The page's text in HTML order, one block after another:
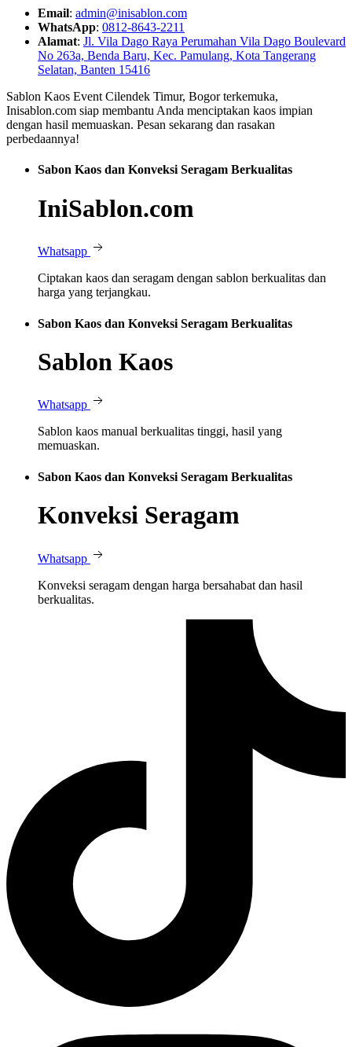
Email: admin@inisablon.com
WhatsApp: 0812-8643-2211
Alamat: Jl. Vila Dago Raya Perumahan Vila Dago Boulevard
No 263a, Benda Baru, Kec. Pamulang, Kota Tangerang
Selatan, Banten 15416
Sablon Kaos Event Cilendek Timur, Bogor terkemuka,
Inisablon.com siap membantu Anda menciptakan kaos impian
dengan hasil memuaskan. Pesan sekarang dan rasakan
perbedaannya!
Sabon Kaos dan Konveksi Seragam Berkualitas
IniSablon.com
Whatsapp
Ciptakan kaos dan seragam dengan sablon berkualitas dan
harga yang terjangkau.
Sabon Kaos dan Konveksi Seragam Berkualitas
Sablon Kaos
Whatsapp
Sablon kaos manual berkualitas tinggi, hasil yang
memuaskan.
Sabon Kaos dan Konveksi Seragam Berkualitas
Konveksi Seragam
Whatsapp
Konveksi seragam dengan harga bersahabat dan hasil
berkualitas.